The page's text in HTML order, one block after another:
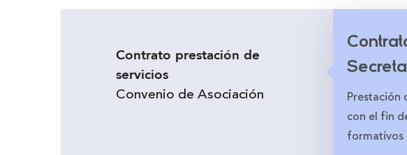
Contrato prestación de
servicios
Convenio de Asociación
Prestación
con el fin
formativos